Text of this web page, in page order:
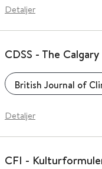
Detaljer
CDSS - The
British Journal of
Detaljer
CFI -